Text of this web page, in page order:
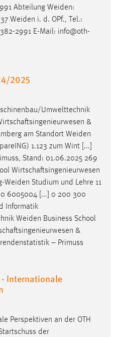
Abteilung Weiden:
Weiden i. d. OPf., Tel.:
2991 E-Mail: info@oth-
2025
Umwelttechnik
&
am Standort Weiden
1.123 zum Wint [...]
Stand: 01.06.2025 269
Wirtschaftsingenieurwesen
Weiden Studium und Lehre 11
6005004 [...] 0 200 300
Informatik
Weiden Business School
&
– Primuss
Internationale
Perspektiven an der OTH
der